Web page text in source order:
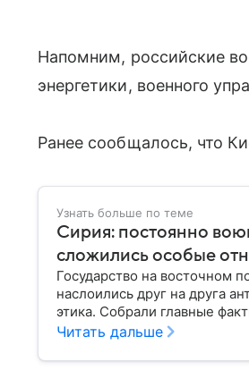
Напомним, российские
энергетики, военного
Ранее сообщалось, что
Узнать больше по теме
Сирия: постоянно
сложились особые
Государство на восточном
наслоились друг на друга
этика. Собрали главные
Читать дальше